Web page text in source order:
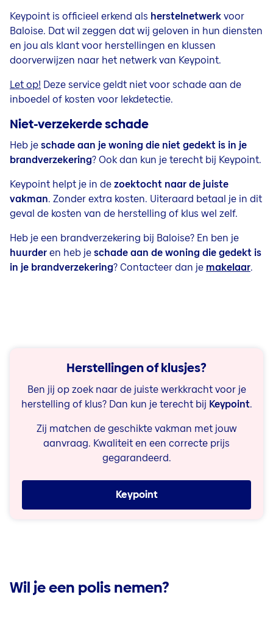
Keypoint is officieel erkend als herstelnetwerkvoor
Baloise. Dat wil zeggen dat wij geloven in hun diensten
en jou als klant voor herstellingen en klussen
doorverwijzen naar het netwerk van Keypoint.
Let op! Deze service geldt niet voor schade aan de
inboedel of kosten voor lekdetectie.
Niet-verzekerde schade
Heb jeschade aan je woning die niet gedekt is in je
brandverzekering? Ook dan kun je terecht bij Keypoint.
Keypoint helpt je in dezoektocht naar de juiste
vakman. Zonder extra kosten. Uiteraard betaal je in dit
geval de kosten van de herstelling of klus wel zelf.
Heb je een brandverzekering bij Baloise? En ben je
huurderen heb jeschade aan de woning die gedekt is
in je brandverzekering? Contacteer dan je makelaar.
Herstellingen of klusjes?
Ben jij op zoek naar de juiste werkkracht voor je
herstelling of klus? Dan kun je terecht bij Keypoint.
Zij matchen de geschikte vakman met jouw
aanvraag. Kwaliteit en een correcte prijs
gegarandeerd.
Keypoint
Wil je een polis nemen?